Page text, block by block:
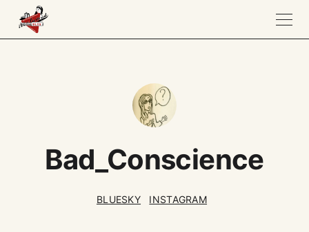
Bad_Conscience
BLUESKY INSTAGRAM